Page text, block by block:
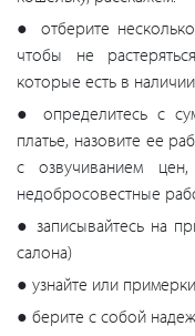
● отберите
чтобы не
которые есть в
● определитесь с
платье, назовите ее
с озвучиванием
недобросовестные
● записывайтесь на
салона)
● узнайте или
● берите с собой